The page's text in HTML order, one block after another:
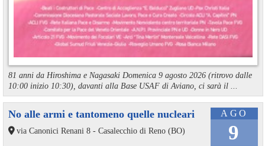
81 anni da Hiroshima e Nagasaki Domenica 9 agosto 2026 (ritrovo dalle
10:00 inizio 10:30), davanti alla Base USAF di Aviano, ci sarà il ...
AGO
9
No alle armi e tantomeno quelle nucleari
via Canonici Renani 8 - Casalecchio di Reno (BO)